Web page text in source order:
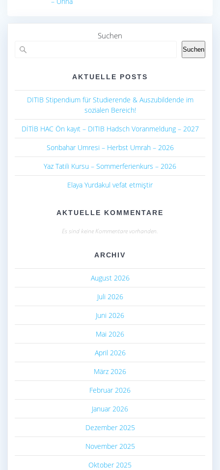
Suchen
Suchen
AKTUELLE POSTS
DITIB Stipendium für Studierende & Auszubildende im
sozialen Bereich!
DİTİB HAC Ön kayıt – DITIB Hadsch Voranmeldung – 2027
Sonbahar Umresi – Herbst Umrah – 2026
Yaz Tatili Kursu – Sommerferienkurs – 2026
Elaya Yurdakul vefat etmiştir
AKTUELLE KOMMENTARE
Es sind keine Kommentare vorhanden.
ARCHIV
August 2026
Juli 2026
Juni 2026
Mai 2026
April 2026
März 2026
Februar 2026
Januar 2026
Dezember 2025
November 2025
Oktober 2025